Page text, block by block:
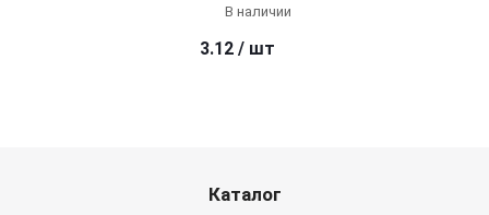
В наличии
3.12 / шт
Каталог